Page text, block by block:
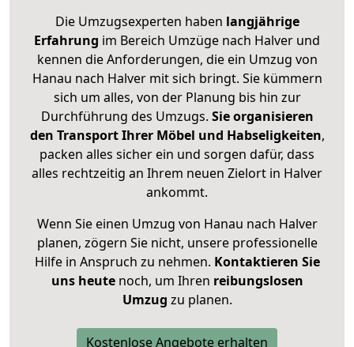
Die Umzugsexperten haben langjährige
Erfahrung im Bereich Umzüge nach Halver und
kennen die Anforderungen, die ein Umzug von
Hanau nach Halver mit sich bringt. Sie kümmern
sich um alles, von der Planung bis hin zur
Durchführung des Umzugs. Sie organisieren
den Transport Ihrer Möbel und Habseligkeiten,
packen alles sicher ein und sorgen dafür, dass
alles rechtzeitig an Ihrem neuen Zielort in Halver
ankommt.
Wenn Sie einen Umzug von Hanau nach Halver
planen, zögern Sie nicht, unsere professionelle
Hilfe in Anspruch zu nehmen. Kontaktieren Sie
uns heutenoch, um Ihren reibungslosen
Umzug zu planen.
Kostenlose Angebote erhalten